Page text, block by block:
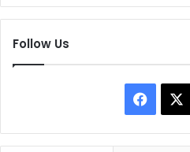
Follow Us
a